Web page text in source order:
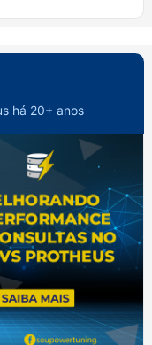
há 20+ anos